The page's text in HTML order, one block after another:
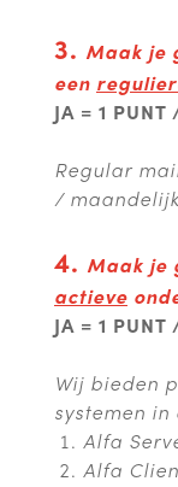
3. Maak je
een
JA = 1
Regular
/
4. Maak je
actieve
JA = 1
Wij bieden
systemen
Alfa
Alfa